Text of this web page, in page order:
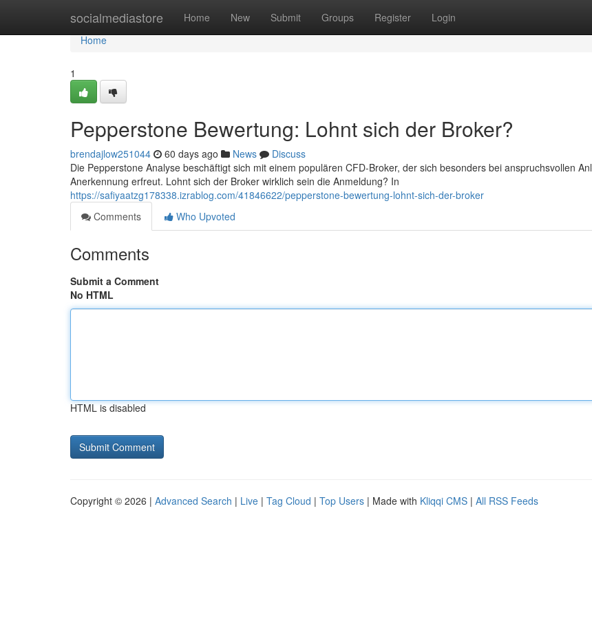
socialmediastore Home New Submit Groups Register Login
Home
Home
1
Pepperstone Bewertung: Lohnt sich der Broker?
brendajlow251044 60 days ago News
Discuss
Die Pepperstone Analyse beschäftigt sich mit einem populären CFD-Broker, der sich besonders bei anspruchsvollen
Anerkennung erfreut. Lohnt sich der Broker wirklich sein die Anmeldung? In
https://safiyaatzg178338.izrablog.com/41846622/pepperstone-bewertung-lohnt-sich-der-broker
Comments
Who Upvoted
Comments
Submit a Comment
No HTML
HTML is disabled
Copyright © 2026 | Advanced Search | Live | Tag Cloud | Top Users | Made with Kliqqi CMS | All RSS Feeds